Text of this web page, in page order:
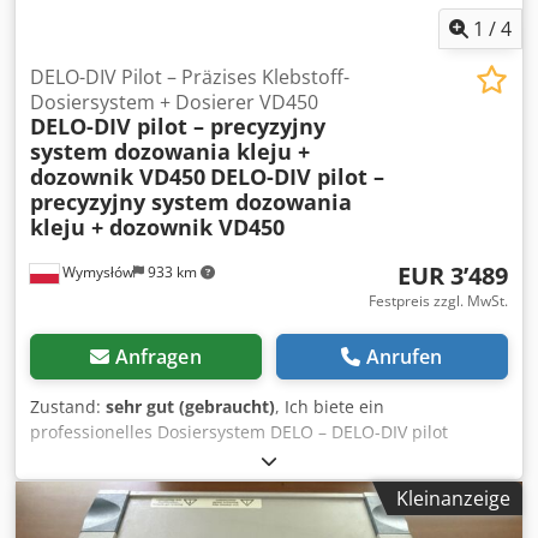
1 /4
Wymysłów 933 km
DELO-DIV Pilot – Präzises Klebstoff-
Dosiersystem + Dosierer VD450
DELO-DIV pilot – precyzyjny
system dozowania kleju +
dozownik VD450 DELO-DIV pilot –
precyzyjny system dozowania
kleju + dozownik VD450
EUR 3’489
Festpreis zzgl. MwSt.
Anfragen Anrufen
Zustand: sehr gut (gebraucht), Ich biete ein
professionelles Dosiersystem DELO – DELO-DIV pilot
zusammen mit dem Handdosierer DELO-DIV VD450 an. Das
Gerät ist für das präzise, kontrollierte Dosieren von
Klebstoffen und Medien in verschiedenen Anwendungen
vorgesehen. Das System findet unter anderem Anwendung
Kleinanzeige